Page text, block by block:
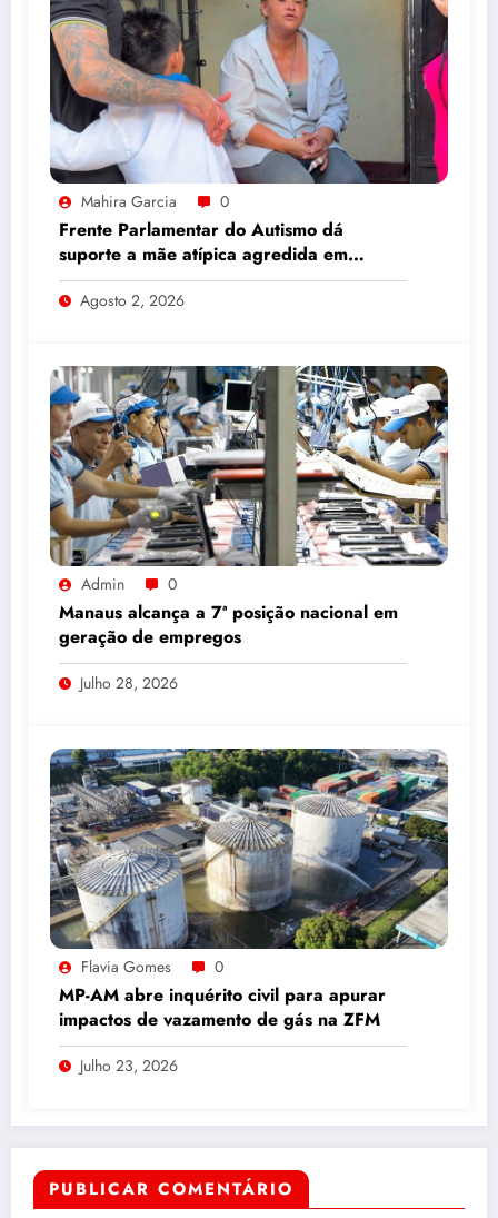
Mahira Garcia 0
Frente Parlamentar do Autismo dá
suporte a mãe atípica agredida em
shopping de Manaus
Agosto 2, 2026
Admin 0
Manaus alcança a 7ª posição nacional em
geração de empregos
Julho 28, 2026
Flavia Gomes 0
MP-AM abre inquérito civil para apurar
impactos de vazamento de gás na ZFM
Julho 23, 2026
PUBLICAR COMENTÁRIO